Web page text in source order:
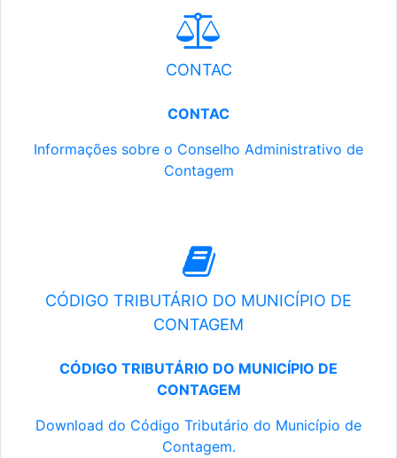
CONTAC
CONTAC
Informações sobre o Conselho Administrativo de
Contagem
CÓDIGO TRIBUTÁRIO DO MUNICÍPIO DE
CONTAGEM
CÓDIGO TRIBUTÁRIO DO MUNICÍPIO DE
CONTAGEM
Download do Código Tributário do Município de
Contagem.